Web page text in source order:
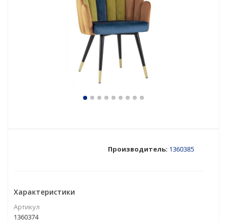
Производитель: 1360385
Характеристики
Артикул
1360374